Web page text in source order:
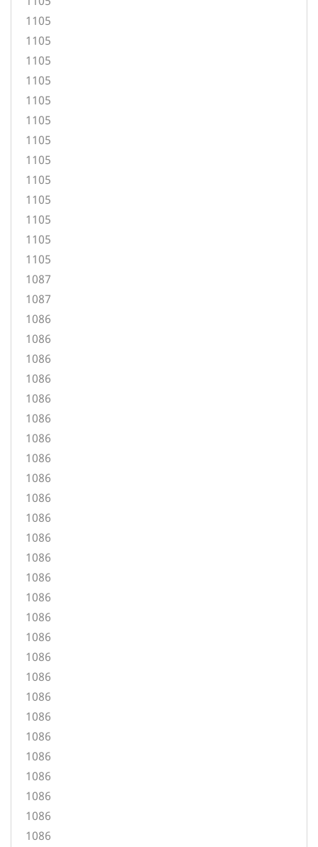
1105
1105
1105
1105
1105
1105
1105
1105
1105
1105
1105
1105
1105
1087
1087
1086
1086
1086
1086
1086
1086
1086
1086
1086
1086
1086
1086
1086
1086
1086
1086
1086
1086
1086
1086
1086
1086
1086
1086
1086
1086
1086